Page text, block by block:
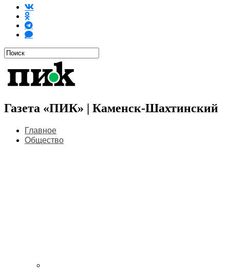
Газета «ПИК» | Каменск-Шахтинский
Главное
Общество